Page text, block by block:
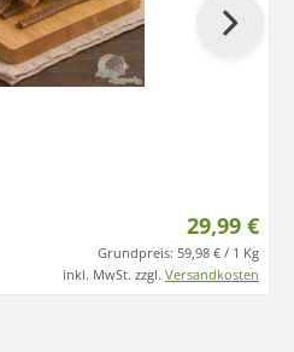
29,99 €
Grundpreis: 59,98 € / 1 Kg
inkl. MwSt. zzgl. Versandkosten